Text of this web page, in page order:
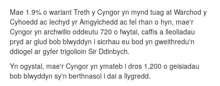
Mae 1.9% o wariant Treth y Cyngor yn mynd tuag at Warchod y
Cyhoedd ac Iechyd yr Amgylchedd ac fel rhan o hyn, mae'r
Cyngor yn archwilio oddeutu 720 o fwytai, caffis a lleoliadau
pryd ar glud bob blwyddyn i sicrhau eu bod yn gweithredu'n
ddiogel ar gyfer trigolioin Sir Ddinbych.
Yn ogystal, mae'r Cyngor yn ymateb i dros 1,200 o geisiadau
bob blwyddyn sy'n berthnasol i dai a llygredd.